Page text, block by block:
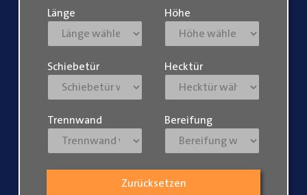
Länge Höhe
Schiebetür Hecktür
Trennwand Bereifung
Zurücksetzen